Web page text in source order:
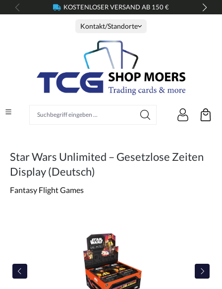
springen KOSTENLOSER VERSAND AB 150 €
Kontakt/Standorte
Star Wars Unlimited – Gesetzlose Zeiten
Display (Deutsch)
Fantasy Flight Games